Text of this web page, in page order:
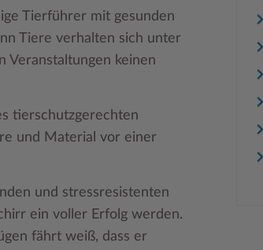
Tierführer mit gesunden
Tiere verhalten sich unter
Veranstaltungen keinen
tierschutzgerechten
und Material vor einer
und stressresistenten
ein voller Erfolg werden.
fährt weiß, dass er